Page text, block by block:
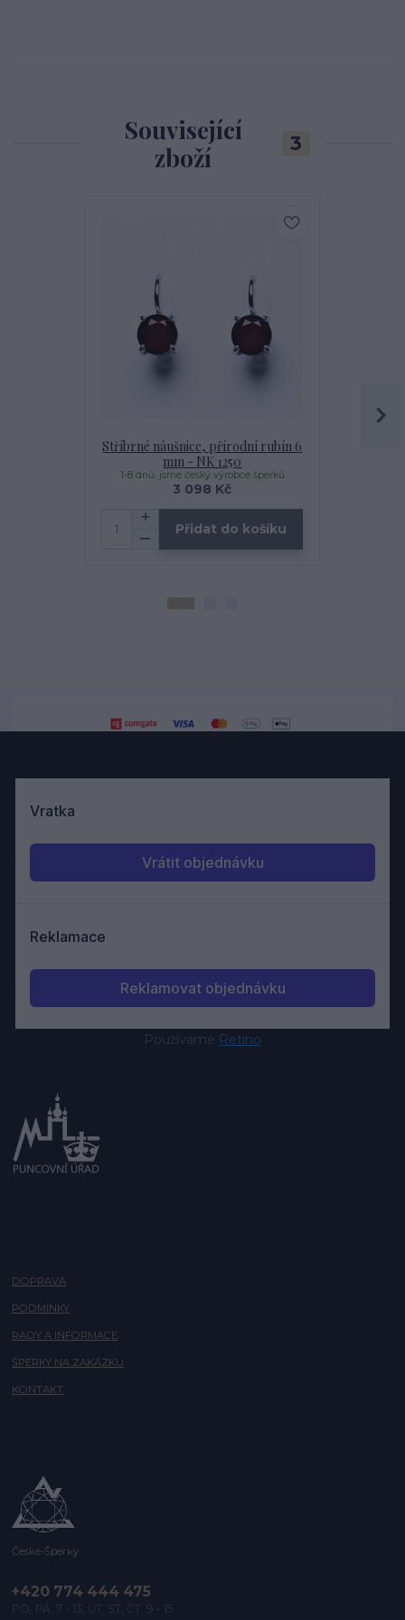
Související
zboží
3
Stříbrné náušnice, přírodní rubín 6
mm - NK 1250
3 098 Kč
1-8 dnů, jsme český výrobce šperků
Přidat do košíku
Používáme Retino
DOPRAVA
PODMÍNKY
RADY A INFORMACE
ŠPERKY NA ZAKÁZKU
KONTAKT
České-Šperky
+420 774 444 475
PO, PÁ: 7 - 13, ÚT, ST, ČT: 9 - 15